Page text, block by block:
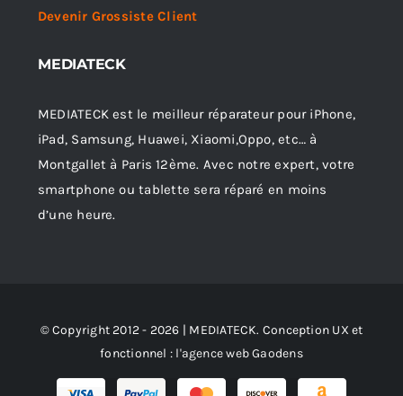
Devenir Grossiste Client
MEDIATECK
MEDIATECK est le meilleur réparateur pour iPhone,
iPad, Samsung, Huawei, Xiaomi,Oppo, etc… à
Montgallet à Paris 12ème. Avec notre expert, votre
smartphone ou tablette sera réparé en moins
d’une heure.
© Copyright 2012 - 2026 | MEDIATECK. Conception UX et
fonctionnel : l'agence web Gaodens